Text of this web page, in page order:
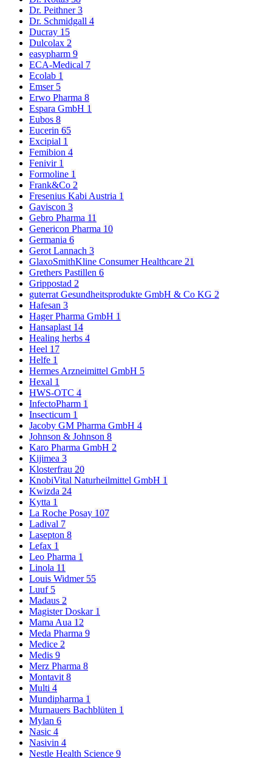
Dr. Peithner3
Dr. Schmidgall 4
Ducray 15
Dulcolax 2
easypharm 9
ECA-Medical 7
Ecolab 1
Emser 5
Erwo Pharma 8
Espara GmbH 1
Eubos 8
Eucerin 65
Excipial 1
Femibion 4
Fenivir 1
Formoline 1
Frank&Co 2
Fresenius Kabi Austria 1
Gaviscon 3
Gebro Pharma 11
Genericon Pharma 10
Germania 6
Gerot Lannach 3
GlaxoSmithKline Consumer Healthcare 21
Grethers Pastillen 6
Grippostad 2
guterrat Gesundheitsprodukte GmbH & Co KG 2
Hafesan 3
Hager Pharma GmbH 1
Hansaplast 14
Healing herbs 4
Heel 17
Helfe 1
Hermes Arzneimittel GmbH 5
Hexal 1
HWS-OTC 4
InfectoPharm 1
Insecticum 1
Jacoby GM Pharma GmbH 4
Johnson & Johnson 8
Karo Pharma GmbH 2
Kijimea 3
Klosterfrau 20
KnobiVital Naturheilmittel GmbH 1
Kwizda 24
Kytta 1
La Roche Posay 107
Ladival 7
Lasepton 8
Lefax 1
Leo Pharma 1
Linola 11
Louis Widmer 55
Luuf 5
Madaus 2
Magister Doskar 1
Mama Aua 12
Meda Pharma 9
Medice 2
Medis 9
Merz Pharma 8
Montavit8
Multi 4
Mundipharma 1
Murnauers Bachblüten 1
Mylan 6
Nasic 4
Nasivin 4
Nestle Health Science 9